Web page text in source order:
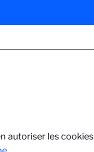
autoriser les cookies